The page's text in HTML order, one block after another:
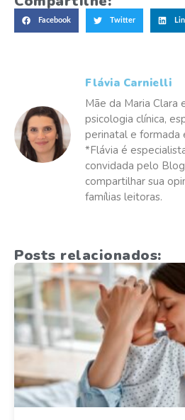
Facebook Twitter
Flávia Carnielli
Mãe da Maria Clara
psicologia clínica,
perinatal e formada
*Flávia é
convidada pelo
compartilhar sua
famílias leitoras.
Posts relacionados: